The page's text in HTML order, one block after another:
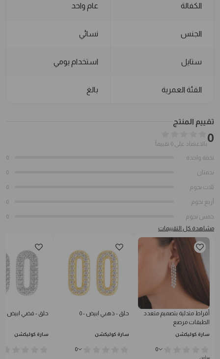
الكفالة عام واحد
الجنس نسائي
ستايل استخدام يومي
الفئة العمرية بالغ
تقييم المنتج
0بالاعتماد على 0 تقييماً
نجمة واحدة
0
نجمتان 0
ثلاث نجوم 0
أربع نجوم 0
خمس نجوم
0
مشاهدة كل التقييمات
أقراط متدلية بتصميم متعدد
الطبقات مرصع
سارة كوليكشن
0
يبدأ من
حلق - ذهبي ابيض - 0
سارة كوليكشن
0
حلق - فضي ابيض - 0
سارة كوليكشن